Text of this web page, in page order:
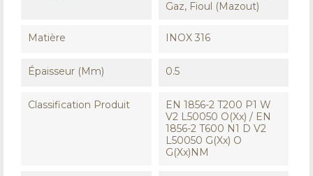
Gaz, Fioul (Mazout)
Matière INOX 316
Épaisseur (mm) 0.5
Classification Produit
EN 1856-2 T200 P1 W
V2 L50050 O(xx) / EN
1856-2 T600 N1 D V2
L50050 G(xx) O
G(xx)NM